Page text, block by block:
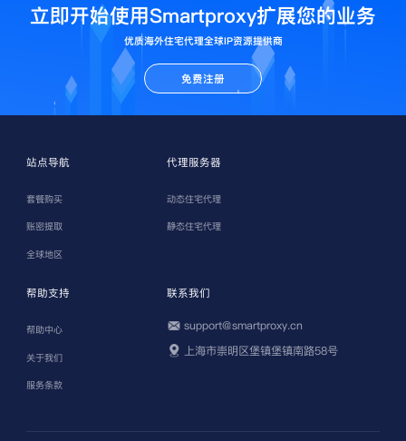
立即开始使用Smartproxy扩展您的业务
优质海外住宅代理全球IP资源提供商
免费注册
站点导航
套餐购买
账密提取
全球地区
代理服务器
动态住宅代理
静态住宅代理
帮助支持
帮助中心
关于我们
服务条款
联系我们
support@smartproxy.cn
上海市崇明区堡镇堡镇南路58号